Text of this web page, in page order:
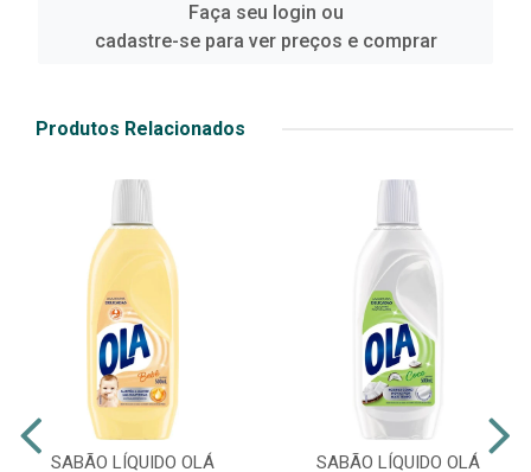
Faça seu login ou
cadastre-se para ver preços e comprar
Produtos Relacionados
SABÃO LÍQUIDO OLÁ SABÃO LÍQUIDO OLÁ